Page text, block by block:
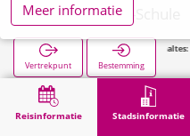
Reisinformatie Stadsinformatie
Düren, Pesch-Schule
Vertrekpunt Bestemming
Volgende haltes:
Stadsinformatie Opleiding Düren,
Meer informatie